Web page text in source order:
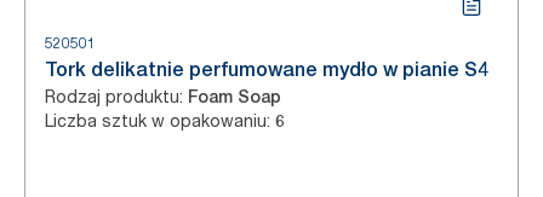
520501
Tork delikatnie perfumowane mydło w pianie S4
Rodzaj produktu: Foam Soap
Liczba sztuk w opakowaniu: 6